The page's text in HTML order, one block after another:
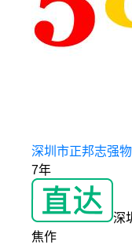
深圳市正邦志强
7年
深圳
焦作